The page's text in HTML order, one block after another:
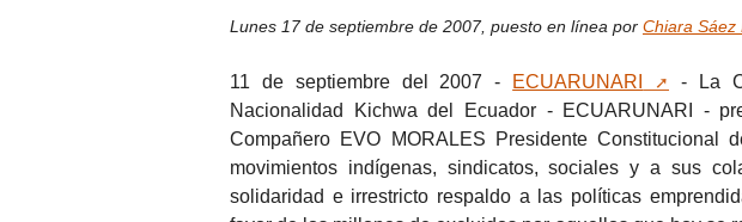
Lunes 17 de septiembre de 2007, puesto en línea por Chiara Sáez
11 de septiembre del 2007 - ECUARUNARI
- La
Nacionalidad Kichwa del Ecuador - ECUARUNARI -
Compañero EVO MORALES Presidente
movimientos indígenas, sindicatos, sociales y a sus
solidaridad e irrestricto respaldo a las políticas